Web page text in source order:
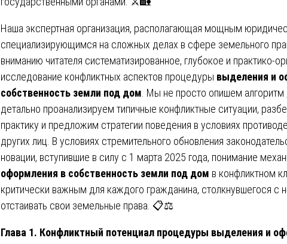
Наша экспертная организация, располагающая мощным
специализирующимся на сложных делах в сфере земельного
вниманию читателя систематизированное, глубокое и практико-
исследование конфликтных аспектов процедуры выделения и
собственность земли под дом . Мы не просто опишем
детально проанализируем типичные конфликтные ситуации,
практику и предложим стратегии поведения в условиях
других лиц. В условиях стремительного обновления
новации, вступившие в силу с 1 марта 2025 года, понимание
оформления в собственность земли под дом в конфликтном
критически важным для каждого гражданина, столкнувшегося с
отстаивать свои земельные права. 📋⚖️
Глава 1. Конфликтный потенциал процедуры выделения и